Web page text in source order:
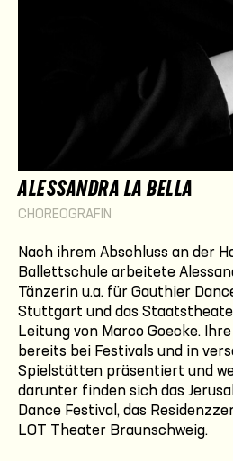
ALESSANDRA LA BELLA
CHOREOGRAFIN
Nach ihrem Abschluss an der
Ballettschule arbeitete
Tänzerin u.a. für Gauthier
Stuttgart und das
Leitung von Marco Goecke.
bereits bei Festivals und in
Spielstätten präsentiert und
darunter finden sich das
Dance Festival, das
LOT Theater Braunschweig.